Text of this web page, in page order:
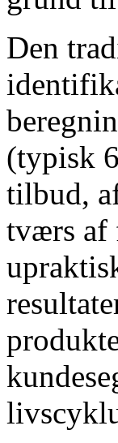
Den
(typisk
tilbud,
tværs af